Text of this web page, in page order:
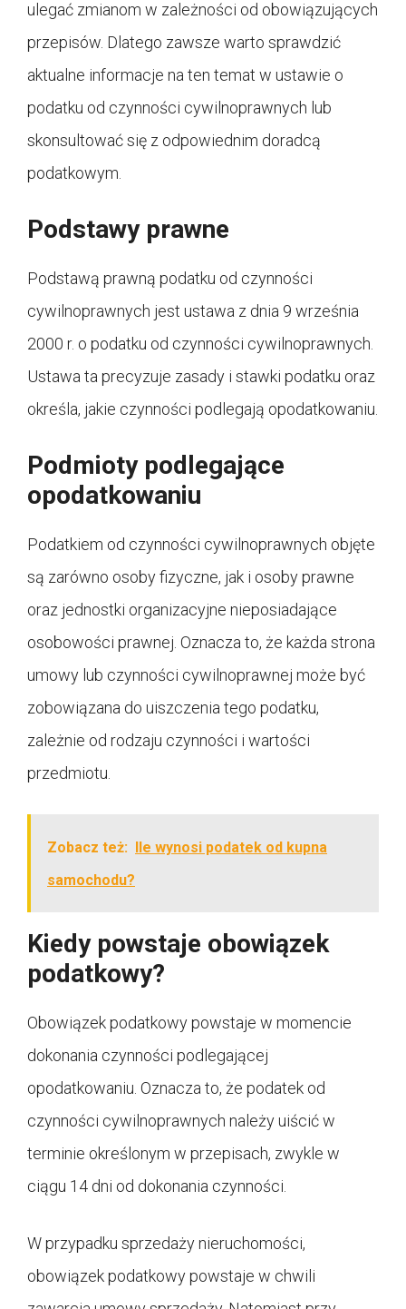
ulegać zmianom w zależności od obowiązujących
przepisów. Dlatego zawsze warto sprawdzić
aktualne informacje na ten temat w ustawie o
podatku od czynności cywilnoprawnych lub
skonsultować się z odpowiednim doradcą
podatkowym.
Podstawy prawne
Podstawą prawną podatku od czynności
cywilnoprawnych jest ustawa z dnia 9 września
2000 r. o podatku od czynności cywilnoprawnych.
Ustawa ta precyzuje zasady i stawki podatku oraz
określa, jakie czynności podlegają opodatkowaniu.
Podmioty podlegające
opodatkowaniu
Podatkiem od czynności cywilnoprawnych objęte
są zarówno osoby fizyczne, jak i osoby prawne
oraz jednostki organizacyjne nieposiadające
osobowości prawnej. Oznacza to, że każda strona
umowy lub czynności cywilnoprawnej może być
zobowiązana do uiszczenia tego podatku,
zależnie od rodzaju czynności i wartości
przedmiotu.
Zobacz też: Ile wynosi podatek od kupna
samochodu?
Kiedy powstaje obowiązek
podatkowy?
Obowiązek podatkowy powstaje w momencie
dokonania czynności podlegającej
opodatkowaniu. Oznacza to, że podatek od
czynności cywilnoprawnych należy uiścić w
terminie określonym w przepisach, zwykle w
ciągu 14 dni od dokonania czynności.
W przypadku sprzedaży nieruchomości,
obowiązek podatkowy powstaje w chwili